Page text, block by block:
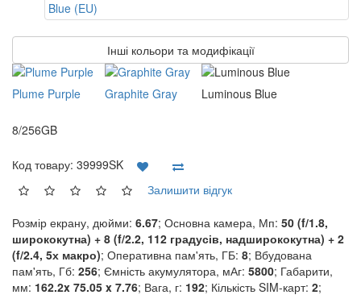
Інші кольори та модифікації
Plume Purple Graphite Gray Luminous Blue
8/256GB
Код товару: 39999SK
Залишити відгук
Розмір екрану, дюйми: 6.67; Основна камера, Мп: 50 (f/1.8,
ширококутна) + 8 (f/2.2, 112 градусів, надширококутна) + 2
(f/2.4, 5х макро); Оперативна пам'ять, ГБ: 8; Вбудована
пам'ять, Гб: 256; Ємність акумулятора, мАг: 5800; Габарити,
мм: 162.2x 75.05 x 7.76; Вага, г: 192; Кількість SIM-карт: 2;